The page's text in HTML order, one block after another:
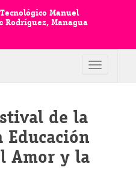
Manuel
Rodríguez, Managua
Toggle
de la
Amor y la